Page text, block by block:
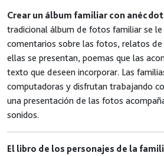
Crear un álbum familiar con
tradicional álbum de fotos familiar se le
comentarios sobre las fotos, relatos
ellas se presentan, poemas que las
texto que deseen incorporar. Las
computadoras y disfrutan trabajando
una presentación de las fotos
sonidos.
El libro de los personajes de la